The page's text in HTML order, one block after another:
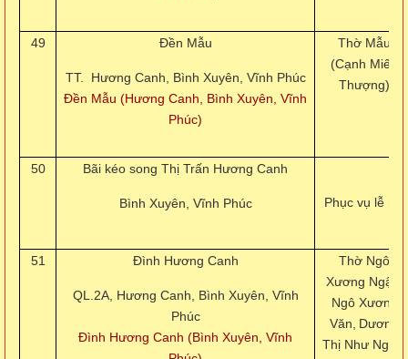
49 Đền Mẫu
TT. Hương Canh, Bình Xuyên, Vĩnh Phúc
Đền Mẫu (Hương Canh, Bình Xuyên, Vĩnh
Phúc)
Thờ Mẫu
(Cạnh Miếu
Thượng)
50 Bãi kéo song Thị Trấn Hương Canh
Bình Xuyên, Vĩnh Phúc Phục vụ lễ hội
51 Đình Hương Canh
QL.2A, Hương Canh, Bình Xuyên, Vĩnh
Phúc
Đình Hương Canh (Bình Xuyên, Vĩnh
Thờ Ngô
Xương Ngập,
Ngô Xương
Văn, Dương
Thị Như Ngọc,